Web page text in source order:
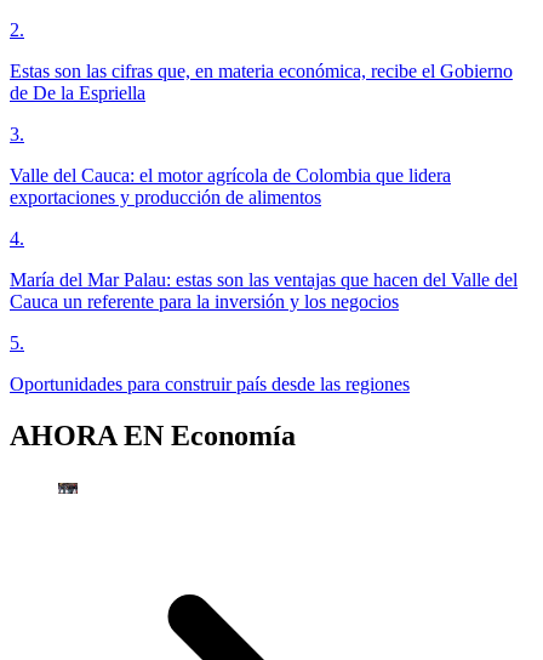
2.
Estas son las cifras que, en materia económica, recibe el Gobierno
de De la Espriella
3.
Valle del Cauca: el motor agrícola de Colombia que lidera
exportaciones y producción de alimentos
4.
María del Mar Palau: estas son las ventajas que hacen del Valle del
Cauca un referente para la inversión y los negocios
5.
Oportunidades para construir país desde las regiones
AHORA EN Economía